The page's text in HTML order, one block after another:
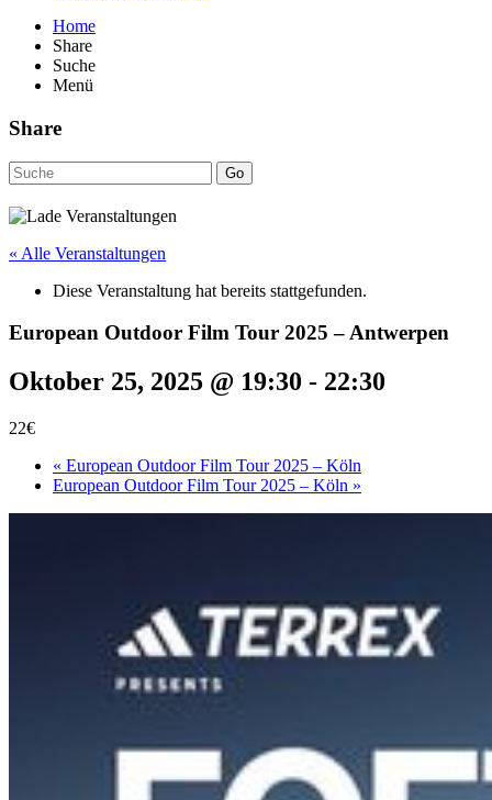
Home
Share
Suche
Menü
Share
Go
« Alle Veranstaltungen
Diese Veranstaltung hat bereits stattgefunden.
European Outdoor Film Tour 2025 – Antwerpen
Oktober 25, 2025 @ 19:30 - 22:30
22€
« European Outdoor Film Tour 2025 – Köln
European Outdoor Film Tour 2025 – Köln »